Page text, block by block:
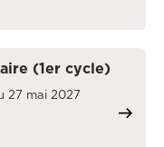
(1er cycle)
27 mai 2027